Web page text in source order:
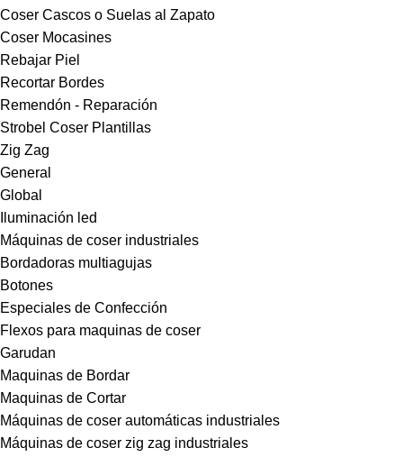
Coser Cascos o Suelas al Zapato
Coser Mocasines
Rebajar Piel
Recortar Bordes
Remendón - Reparación
Strobel Coser Plantillas
Zig Zag
General
Global
Iluminación led
Máquinas de coser industriales
Bordadoras multiagujas
Botones
Especiales de Confección
Flexos para maquinas de coser
Garudan
Maquinas de Bordar
Maquinas de Cortar
Máquinas de coser automáticas industriales
Máquinas de coser zig zag industriales